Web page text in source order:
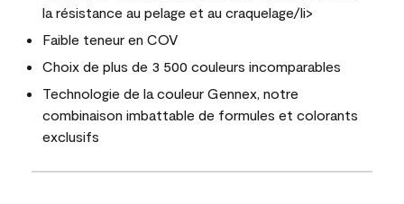
la résistance au pelage et au craquelage/li>
Faible teneur en COV
Choix de plus de 3 500 couleurs incomparables
Technologie de la couleur Gennex, notre
combinaison imbattable de formules et colorants
exclusifs